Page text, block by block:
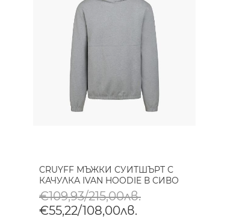
CRUYFF МЪЖКИ СУИТШЪРТ С
КАЧУЛКА IVAN HOODIE В СИВО
€109,93/215,00лв.
€55,22/108,00лв.